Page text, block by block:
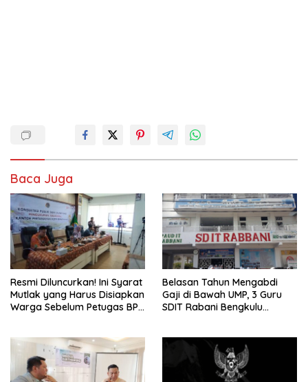
Baca Juga
Resmi Diluncurkan! Ini Syarat
Mutlak yang Harus Disiapkan
Warga Sebelum Petugas BPN
Belasan Tahun Mengabdi
Gaji di Bawah UMP, 3 Guru
SDIT Rabani Bengkulu